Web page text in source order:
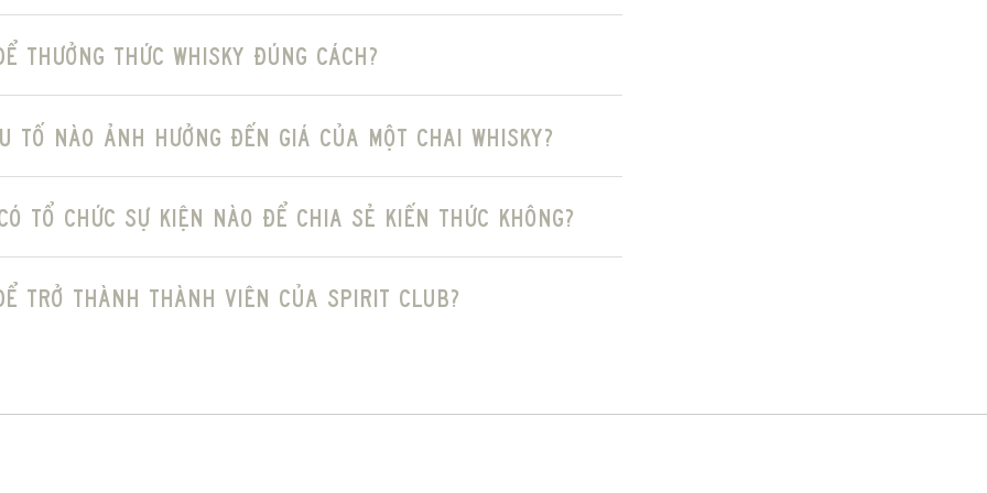
THÔNG TIN
Bushmills Original
County Antrim, Northern Ireland
700ml
Single Malt Whiskey & Grain Whiskey
thưởng thức Whisky đúng cách?
tố nào ảnh hưởng đến giá của một chai Whisky?
có tổ chức sự kiện nào để chia sẻ kiến thức không?
trở thành thành viên của Spirit Club?